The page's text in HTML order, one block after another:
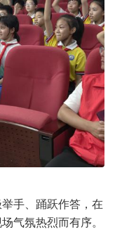
手、踊跃作答，在
气氛热烈而有序。